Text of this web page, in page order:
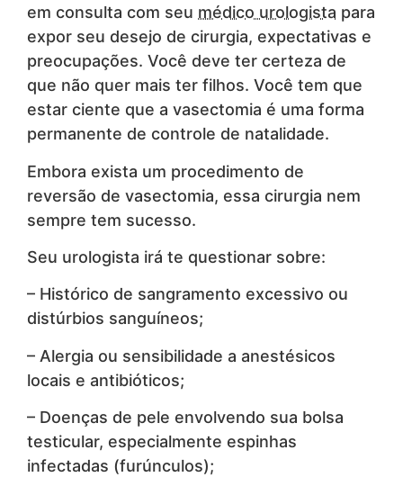
em consulta com seu médico urologista para
expor seu desejo de cirurgia, expectativas e
preocupações. Você deve ter certeza de
que não quer mais ter filhos. Você tem que
estar ciente que a vasectomia é uma forma
permanente de controle de natalidade.
Embora exista um procedimento de
reversão de vasectomia, essa cirurgia nem
sempre tem sucesso.
Seu urologista irá te questionar sobre:
– Histórico de sangramento excessivo ou
distúrbios sanguíneos;
– Alergia ou sensibilidade a anestésicos
locais e antibióticos;
– Doenças de pele envolvendo sua bolsa
testicular, especialmente espinhas
infectadas (furúnculos);